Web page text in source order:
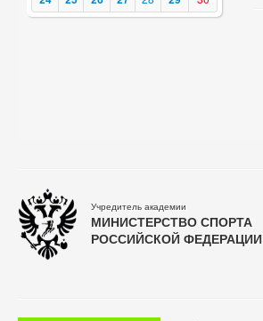
Учредитель академии
МИНИСТЕРСТВО СПОРТА
РОССИЙСКОЙ ФЕДЕРАЦИИ